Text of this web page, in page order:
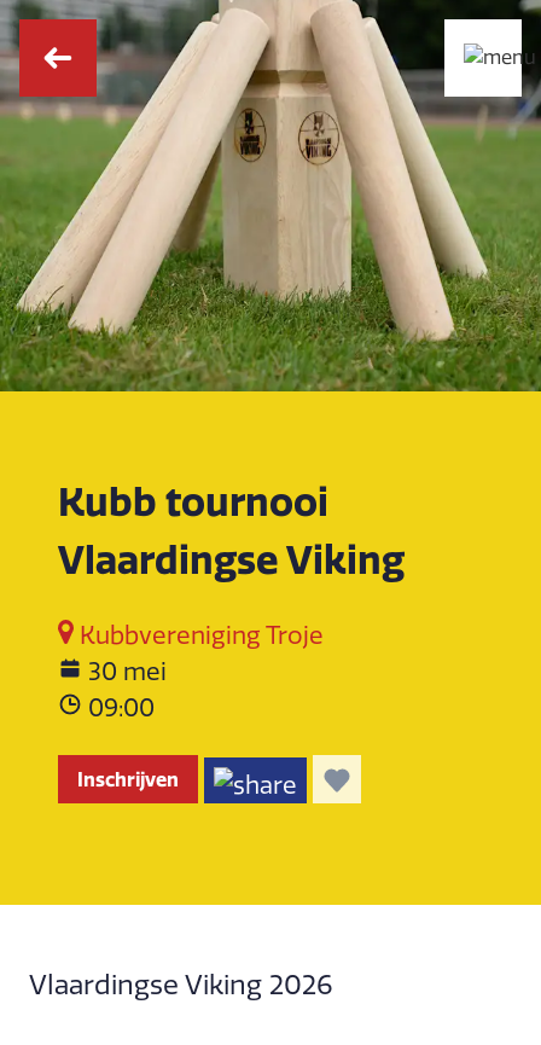
Kubb tournooi
Vlaardingse Viking
Kubbvereniging Troje
30 mei
09:00
Inschrijven
Vlaardingse Viking 2026